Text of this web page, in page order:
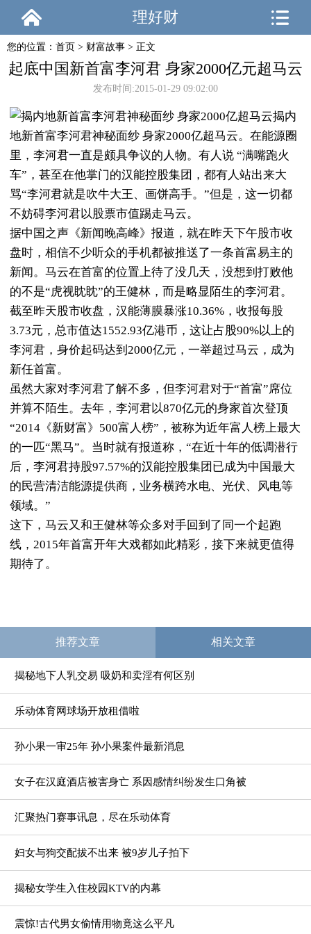
理好财
您的位置： 首页 > 财富故事 > 正文
起底中国新首富李河君 身家2000亿元超马云
发布时间:2015-01-29 09:02:00
揭内
地新首富李河君神秘面纱 身家2000亿超马云。在能源圈
里，李河君一直是颇具争议的人物。有人说 “满嘴跑火
车”，甚至在他掌门的汉能控股集团，都有人站出来大
骂“李河君就是吹牛大王、画饼高手。”但是，这一切都
不妨碍李河君以股票市值踢走马云。
据中国之声《新闻晚高峰》报道，就在昨天下午股市收
盘时，相信不少听众的手机都被推送了一条首富易主的
新闻。马云在首富的位置上待了没几天，没想到打败他
的不是“虎视眈眈”的王健林，而是略显陌生的李河君。
截至昨天股市收盘，汉能薄膜暴涨10.36%，收报每股
3.73元，总市值达1552.93亿港币，这让占股90%以上的
李河君，身价起码达到2000亿元，一举超过马云，成为
新任首富。
虽然大家对李河君了解不多，但李河君对于“首富”席位
并算不陌生。去年，李河君以870亿元的身家首次登顶
“2014《新财富》500富人榜”，被称为近年富人榜上最大
的一匹“黑马”。当时就有报道称，“在近十年的低调潜行
后，李河君持股97.57%的汉能控股集团已成为中国最大
的民营清洁能源提供商，业务横跨水电、光伏、风电等
领域。”
这下，马云又和王健林等众多对手回到了同一个起跑
线，2015年首富开年大戏都如此精彩，接下来就更值得
期待了。
推荐文章 相关文章
揭秘地下人乳交易 吸奶和卖淫有何区别
乐动体育网球场开放租借啦
孙小果一审25年 孙小果案件最新消息
女子在汉庭酒店被害身亡 系因感情纠纷发生口角被
汇聚热门赛事讯息，尽在乐动体育
妇女与狗交配拔不出来 被9岁儿子拍下
揭秘女学生入住校园KTV的内幕
震惊!古代男女偷情用物竟这么平凡